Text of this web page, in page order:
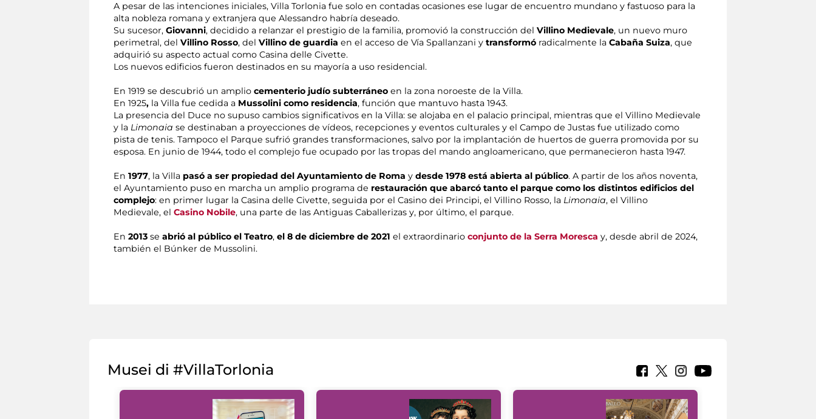
A pesar de las intenciones iniciales, Villa Torlonia fue solo en contadas ocasiones ese lugar de encuentro mundano y fastuoso para la
alta nobleza romana y extranjera que Alessandro habría deseado.
Su sucesor, Giovanni, decidido a relanzar el prestigio de la familia, promovió la construcción del Villino Medievale, un nuevo muro
perimetral, del Villino Rosso, del Villino de guardia en el acceso de Vía Spallanzani y transformó radicalmente la Cabaña Suiza, que
adquirió su aspecto actual como Casina delle Civette.
Los nuevos edificios fueron destinados en su mayoría a uso residencial.
En 1919 se descubrió un amplio cementerio judío subterráneo en la zona noroeste de la Villa.
En 1925, la Villa fue cedida a Mussolini como residencia, función que mantuvo hasta 1943.
La presencia del Duce no supuso cambios significativos en la Villa: se alojaba en el palacio principal, mientras que el Villino Medievale
y la Limonaia se destinaban a proyecciones de vídeos, recepciones y eventos culturales y el Campo de Justas fue utilizado como
pista de tenis. Tampoco el Parque sufrió grandes transformaciones, salvo por la implantación de huertos de guerra promovida por su
esposa. En junio de 1944, todo el complejo fue ocupado por las tropas del mando angloamericano, que permanecieron hasta 1947.
En 1977, la Villa pasó a ser propiedad del Ayuntamiento de Roma y desde 1978 está abierta al público. A partir de los años noventa,
el Ayuntamiento puso en marcha un amplio programa de restauración que abarcó tanto el parque como los distintos edificios del
complejo: en primer lugar la Casina delle Civette, seguida por el Casino dei Principi, el Villino Rosso, la Limonaia, el Villino
Medievale, el Casino Nobile, una parte de las Antiguas Caballerizas y, por último, el parque.
En 2013 se abrió al público el Teatro, el 8 de diciembre de 2021 el extraordinario conjunto de la Serra Moresca y, desde abril de 2024,
también el Búnker de Mussolini.
Musei di #VillaTorlonia